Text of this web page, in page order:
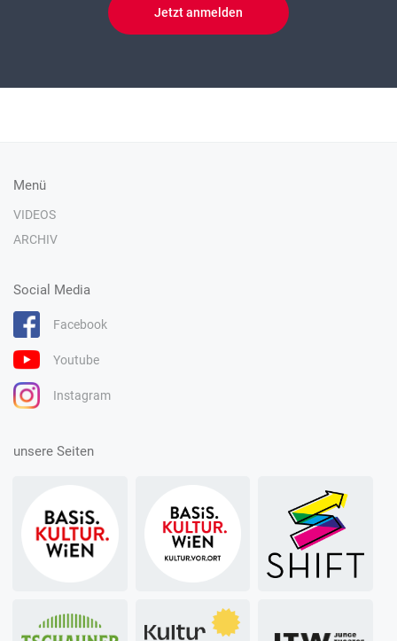
Jetzt anmelden
Menü
VIDEOS
ARCHIV
Social Media
Facebook
Youtube
Instagram
unsere Seiten